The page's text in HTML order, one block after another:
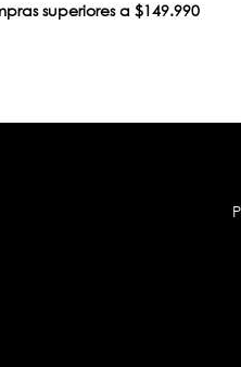
superiores a $149.990